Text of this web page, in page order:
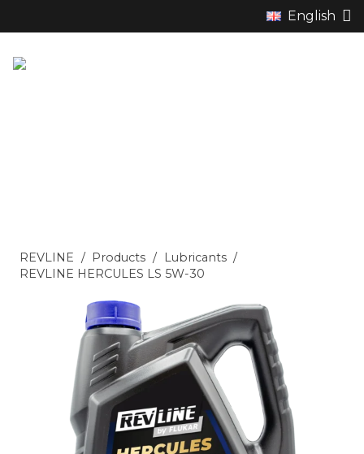
English
REVLINE / Products / Lubricants /
REVLINE HERCULES LS 5W-30